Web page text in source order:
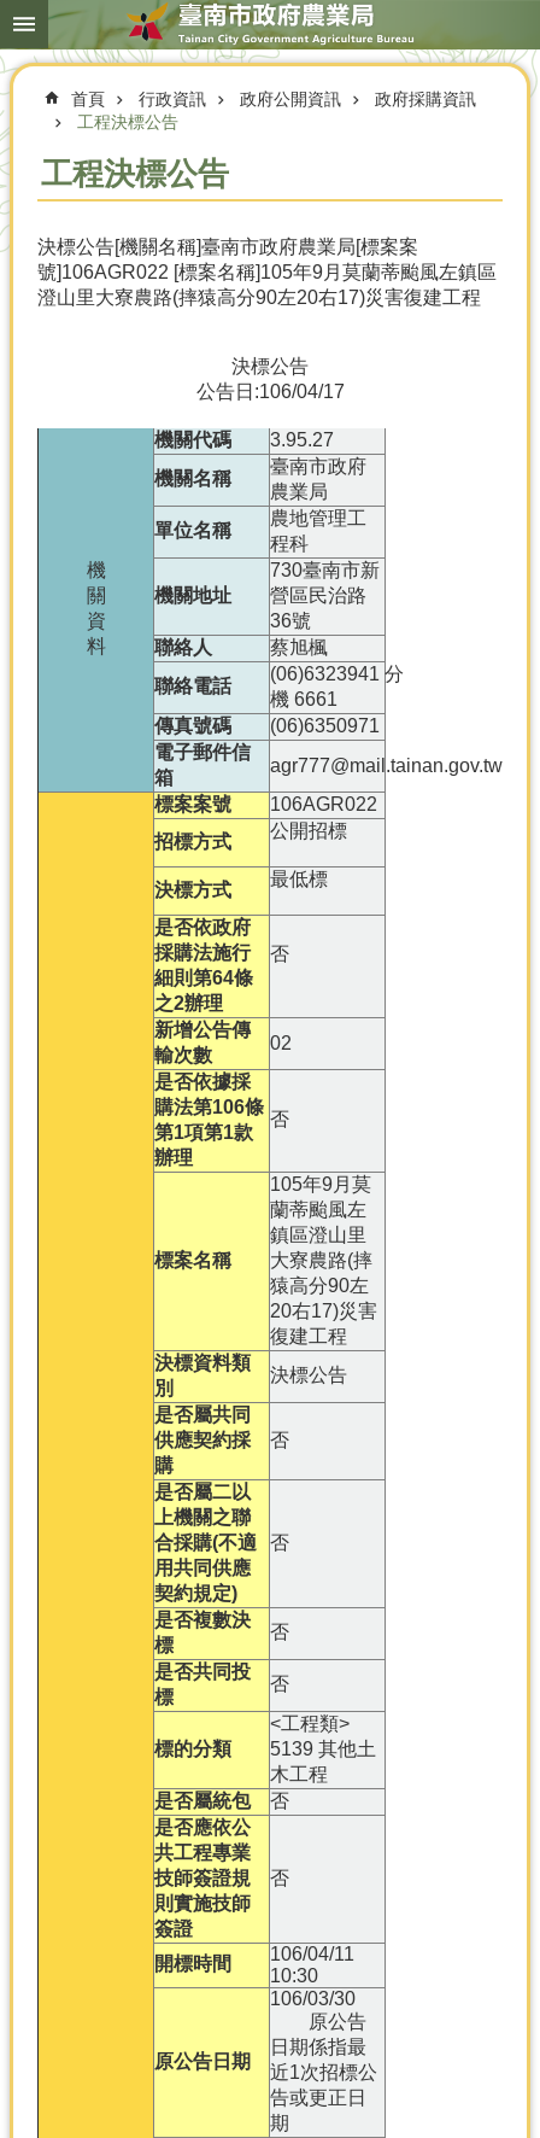
跳到主要內容區塊
搜
尋
進
簡
介
況
首頁 行政資訊 政府公開資訊
政府採購資訊
工程決標公告
工程決標公告
決標公告[機關名稱]臺南市政府農業局[標案案
號]106AGR022 [標案名稱]105年9月莫蘭蒂颱風左鎮區
澄山里大寮農路(摔猿高分90左20右17)災害復建工程
決標公告
公告日:106/04/17
機
關
資
料
機關代碼
3.95.27
機關名稱
臺南市政府
農業局
單位名稱
農地管理工
程科
機關地址
730臺南市新
營區民治路
36號
聯絡人
蔡旭楓
聯絡電話
(06)6323941 分
機 6661
傳真號碼
(06)6350971
電子郵件信
箱
agr777@mail.tainan.gov.tw
標案案號
106AGR022
招標方式
公開招標
決標方式
最低標
是否依政府
採購法施行
細則第64條
之2辦理
否
新增公告傳
輸次數
02
是否依據採
購法第106條
第1項第1款
辦理
否
標案名稱
105年9月莫
蘭蒂颱風左
鎮區澄山里
大寮農路(摔
猿高分90左
20右17)災害
復建工程
決標資料類
別
決標公告
是否屬共同
供應契約採
購
否
是否屬二以
上機關之聯
合採購(不適
用共同供應
契約規定)
否
是否複數決
標
否
是否共同投
標
否
標的分類
<工程類>
5139 其他土
木工程
是否屬統包
否
是否應依公
共工程專業
技師簽證規
則實施技師
簽證
否
開標時間
106/04/11
10:30
原公告日期
106/03/30
原公告
日期係指最
近1次招標公
告或更正日
期